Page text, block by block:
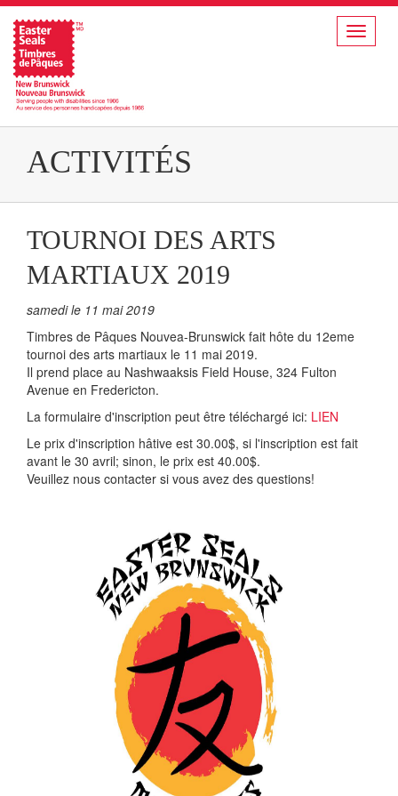
Toggle
ACTIVITÉS
TOURNOI DES ARTS
MARTIAUX 2019
samedi le 11 mai 2019
Timbres de Pâques Nouvea-Brunswick fait hôte du 12eme
tournoi des arts martiaux le 11 mai 2019.
Il prend place au Nashwaaksis Field House, 324 Fulton
Avenue en Fredericton.
La formulaire d'inscription peut être téléchargé ici: LIEN
Le prix d'inscription hâtive est 30.00$, si l'inscription est fait
avant le 30 avril; sinon, le prix est 40.00$.
Veuillez nous contacter si vous avez des questions!